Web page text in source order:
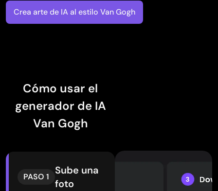
Crea arte de IA al estilo Van Gogh
Cómo usar el
generador de IA
Van Gogh
PASO 1
Sube una
foto